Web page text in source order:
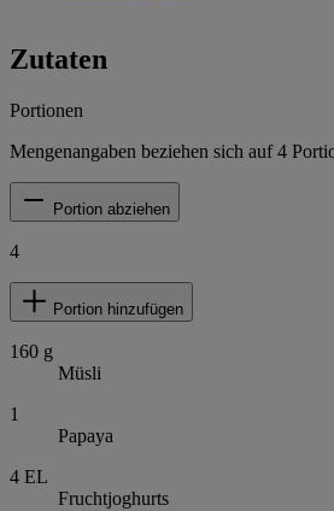
Zutaten
Portionen
Mengenangaben beziehen sich auf4
Portion abziehen
4
Portion hinzufügen
160 g
Müsli
1
Papaya
4 EL
Fruchtjoghurts